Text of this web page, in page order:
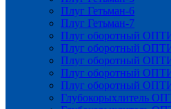
Плуг Гетьман-6
Плуг Гетьман-7
Плуг оборотный
Плуг оборотный
Плуг оборотный
Плуг оборотный
Плуг оборотный
Глубокорыхлитель